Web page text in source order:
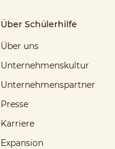
Über Schülerhilfe
Über uns
Unternehmenskultur
Unternehmenspartner
Presse
Karriere
Expansion